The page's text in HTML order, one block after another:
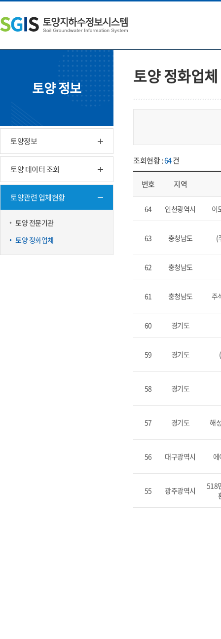
문
내
용
쪽
메
뉴
단
주
소
토양 정보
토양정보
토양 데이터 조회
토양관련 업체현황
토양 전문기관
토양 정화업체
토양 정화업체
조회현황 :64건
번호 지역
64 인천광역시 이
63 충청남도 (
62 충청남도
61 충청남도 주
60 경기도
59 경기도
58 경기도
57 경기도 해
56 대구광역시
55 광주광역시
518